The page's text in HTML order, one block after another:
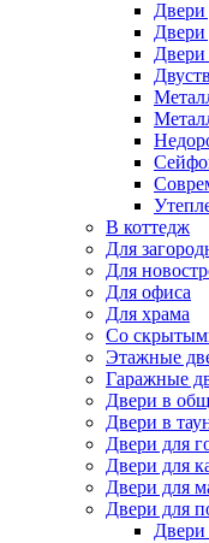
Двери
Двери
В коттедж
Для
Для
Для офиса
Для храма
Со
Этажные
Гаражные
Двери в
Двери в
Двери для
Двери для
Двери для
Двери для
Двери